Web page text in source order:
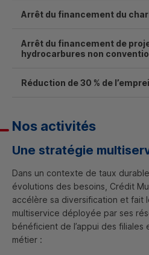
Arrêt du financement du
Arrêt du financement de
hydrocarbures non
Réduction de 30 % de
Nos activités
Une stratégie
Dans un contexte de taux
évolutions des besoins, Crédit
accélère sa diversification et fait
multiservice déployée par ses
bénéficient de l’appui des filiales
métier :